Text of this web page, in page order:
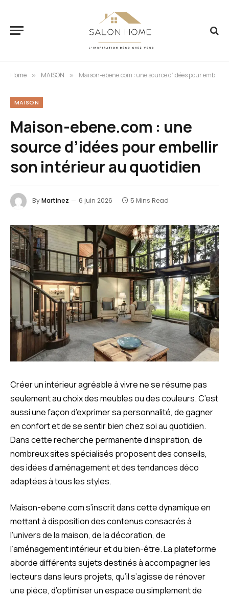
Home » MAISON » Maison-ebene.com : une source d’idées pour embellir son intérieur au quotidien
MAISON
Maison-ebene.com : une
source d’idées pour embellir
son intérieur au quotidien
ByMartinez 6 juin 2026 5 Mins Read
Créer un intérieur agréable à vivre ne se résume pas
seulement au choix des meubles ou des couleurs. C’est
aussi une façon d’exprimer sa personnalité, de gagner
en confort et de se sentir bien chez soi au quotidien.
Dans cette recherche permanente d’inspiration, de
nombreux sites spécialisés proposent des conseils,
des idées d’aménagement et des tendances déco
adaptées à tous les styles.
Maison-ebene.com s’inscrit dans cette dynamique en
mettant à disposition des contenus consacrés à
l’univers de la maison, de la décoration, de
l’aménagement intérieur et du bien-être. La plateforme
aborde différents sujets destinés à accompagner les
lecteurs dans leurs projets, qu’il s’agisse de rénover
une pièce, d’optimiser un espace ou simplement de